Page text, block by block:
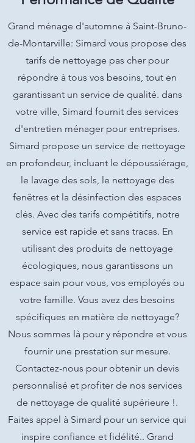
Grand ménage d'automne à Saint-Bruno-
de-Montarville: Simard vous propose des
tarifs de nettoyage pas cher pour
répondre à tous vos besoins, tout en
garantissant un service de qualité. dans
votre ville, Simard fournit des services
d'entretien ménager pour entreprises.
Simard propose un service de nettoyage
en profondeur, incluant le dépoussiérage,
le lavage des sols, le nettoyage des
fenêtres et la désinfection des espaces
clés. Avec des tarifs compétitifs, notre
service est rapide et sans tracas. En
utilisant des produits de nettoyage
écologiques, nous garantissons un
espace sain pour vous, vos employés ou
votre famille. Vous avez des besoins
spécifiques en matière de nettoyage?
Nous sommes là pour y répondre et vous
fournir une prestation sur mesure.
Contactez-nous pour obtenir un devis
personnalisé et profiter de nos services
de nettoyage de qualité supérieure !.
Faites appel à Simard pour un service qui
inspire confiance et fidélité.. Grand